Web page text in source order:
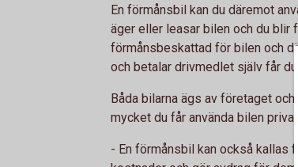
En förmånsbil kan du däremot
äger eller leasar bilen och du blir
förmånsbeskattad för bilen och
och betalar drivmedlet själv får
Båda bilarna ägs av företaget
mycket du får använda bilen
- En förmånsbil kan också kallas